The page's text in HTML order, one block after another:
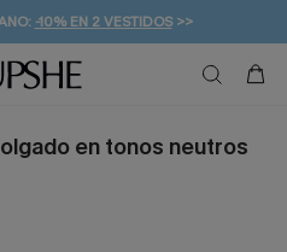
-10% EN 2 VESTIDOS>>
GANAR -10% EXTRA!
A PARTIR DE 49 € >>
en tonos neutros